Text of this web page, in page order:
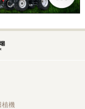
引できましたこと
植機